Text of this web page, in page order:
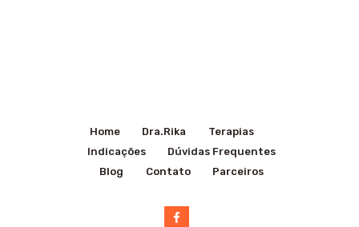
Home Dra.Rika
Terapias
Indicações
Dúvidas Frequentes
Blog
Contato Parceiros